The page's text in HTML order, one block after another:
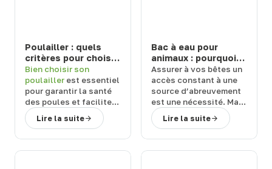
Poulailler : quels
critères pour choisir
un modèle durable
et facile à entretenir
?
Bien choisir son
poulailler est essentiel
pour garantir la santé
des poules et faciliter
l’entretien
au
quotidien. Face aux
Lire la suite
Bac à eau pour
animaux : pourquoi
choisir un abreuvoir
de la marque Suevia
?
Assurer à vos bêtes un
accès constant à une
source d’abreuvement
est une nécessité. Mais
quel équipement
choisir ?Terwagne,
Lire la suite